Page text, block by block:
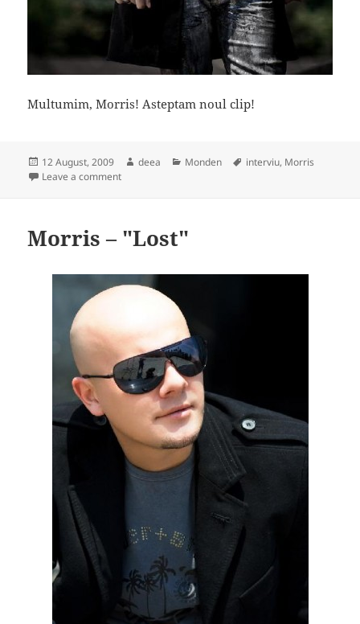
Multumim, Morris! Asteptam noul clip!
Posted
on
12 August, 2009 Author
deea Categories
Monden Tags
interviu, Morris
Leave a commenton Interviu exclusiv: Morris
Morris – "Lost"